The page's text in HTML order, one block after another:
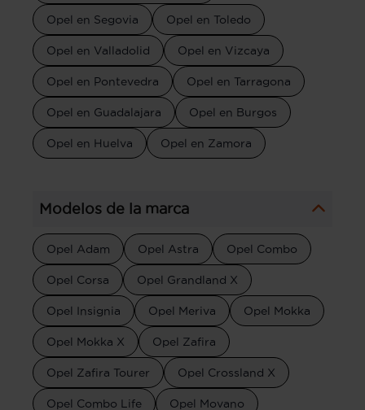
Opel en Segovia Opel en Toledo
Opel en Valladolid Opel en Vizcaya
Opel en Pontevedra Opel en Tarragona
Opel en Guadalajara Opel en Burgos
Opel en Huelva Opel en Zamora
Modelos de la marca
Opel Adam Opel Astra Opel Combo
Opel Corsa Opel Grandland X
Opel Insignia Opel Meriva Opel Mokka
Opel Mokka X Opel Zafira
Opel Zafira Tourer Opel Crossland X
Opel Combo Life Opel Movano